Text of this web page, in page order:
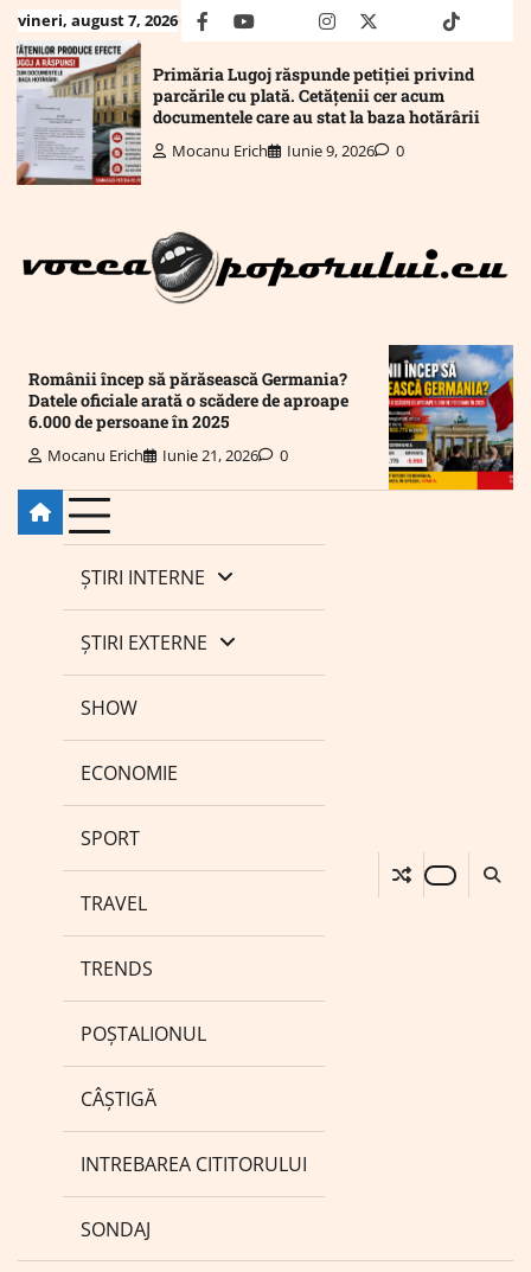
Skip
to
content
vineri, august 7, 2026 facebookyoutubeMailinstagram
twitter truthtiktok
Primăria Lugoj răspunde petiției privind
parcările cu plată. Cetățenii cer acum
documentele care au stat la baza hotărârii
Mocanu Erich Iunie 9, 2026 0
Românii încep să părăsească Germania?
Datele oficiale arată o scădere de aproape
6.000 de persoane în 2025
Mocanu Erich Iunie 21, 2026 0
ȘTIRI INTERNE
ȘTIRI EXTERNE
SHOW
ECONOMIE
SPORT
TRAVEL
TRENDS
POȘTALIONUL
CÂȘTIGĂ
INTREBAREA CITITORULUI
SONDAJ